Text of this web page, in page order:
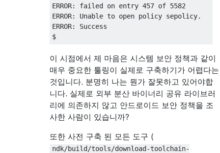
ERROR: failed on entry 457 of 5582
ERROR: Unable to open policy sepolicy.
ERROR: Success
이 시점에서 제 마음은 시스템 보안 정책과 같이
매우 중요한 툴링이 실제로 구축하기가 어렵다는
것입니다. 분명히 나는 ​​뭔가 잘못하고 있어야합
니다. 실제로 외부 분산 바이너리 공유 라이브러
리에 의존하지 않고 안드로이드 보안 정책을 조
사한 사람이 있습니까?
또한 사전 구축 된 모든 도구 (
ndk/build/tools/download-toolchain-